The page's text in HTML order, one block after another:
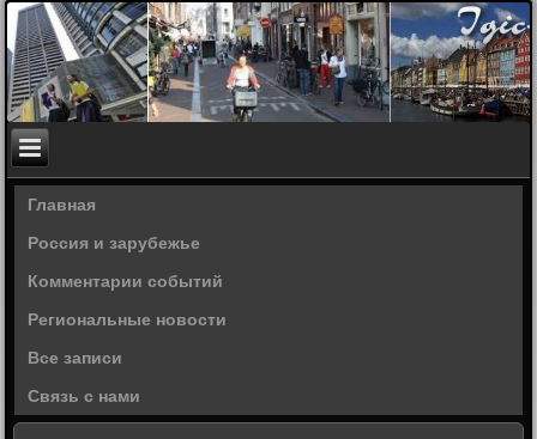
Главная
Россия и зарубежье
Комментарии событий
Региональные новости
Все записи
Связь с нами